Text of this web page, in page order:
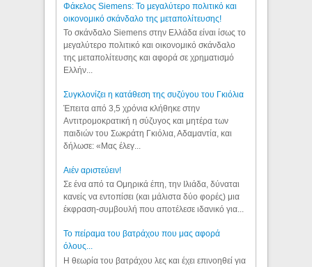
Φάκελος Siemens: Το μεγαλύτερο πολιτικό και
οικονομικό σκάνδαλο της μεταπολίτευσης!
Το σκάνδαλο Siemens στην Ελλάδα είναι ίσως το
μεγαλύτερο πολιτικό και οικονομικό σκάνδαλο
της μεταπολίτευσης και αφορά σε χρηματισμό
Ελλήν...
Συγκλονίζει η κατάθεση της συζύγου του Γκιόλια
Έπειτα από 3,5 χρόνια κλήθηκε στην
Αντιτρομοκρατική η σύζυγος και μητέρα των
παιδιών του Σωκράτη Γκιόλια, Αδαμαντία, και
δήλωσε: «Μας έλεγ...
Aιέν αριστεύειν!
Σε ένα από τα Ομηρικά έπη, την Ιλιάδα, δύναται
κανείς να εντοπίσει (και μάλιστα δύο φορές) μια
έκφραση-συμβουλή που αποτέλεσε ιδανικό για...
Το πείραμα του βατράχου που μας αφορά
όλους...
Η θεωρία του βατράχου λες και έχει επινοηθεί για